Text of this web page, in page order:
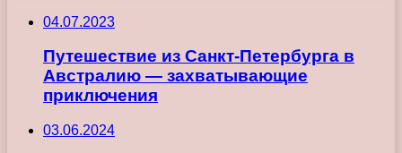
04.07.2023
Путешествие из Санкт-Петербурга в
Австралию — захватывающие
приключения
03.06.2024